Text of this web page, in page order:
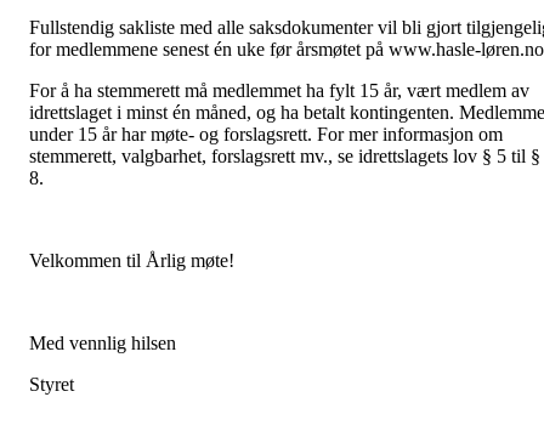
Fullstendig sakliste med alle saksdokumenter vil bli gjort
for medlemmene senest én uke før årsmøtet på www.hasle-løren.no
For å ha stemmerett må medlemmet ha fylt 15 år, vært medlem av
idrettslaget i minst én måned, og ha betalt kontingenten.
under 15 år har møte- og forslagsrett. For mer informasjon om
stemmerett, valgbarhet, forslagsrett mv., se idrettslagets lov § 5 til §
8.
Velkommen til Årlig møte!
Med vennlig hilsen
Styret